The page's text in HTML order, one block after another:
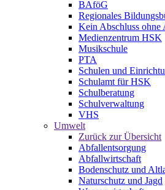
BAföG
Regionales
Kein Abschluss ohne
Medienzentrum HSK
Musikschule
PTA
Schulen und
Schulamt für HSK
Schulberatung
Schulverwaltung
VHS
Umwelt
Zurück zur Übersicht
Abfallentsorgung
Abfallwirtschaft
Bodenschutz und
Naturschutz und Jagd